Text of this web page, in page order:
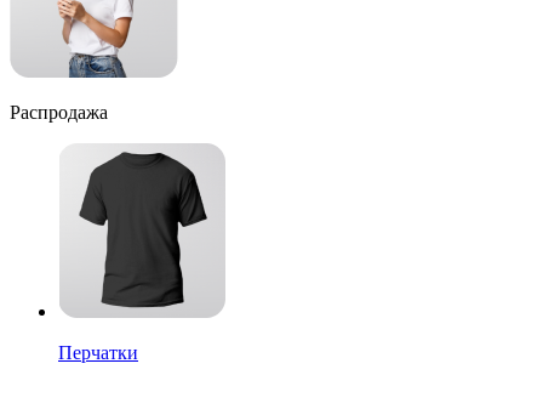
Распродажа
Перчатки